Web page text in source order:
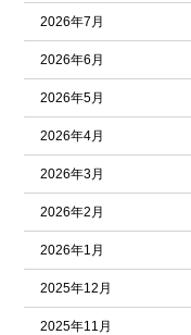
2026年7月
2026年6月
2026年5月
2026年4月
2026年3月
2026年2月
2026年1月
2025年12月
2025年11月